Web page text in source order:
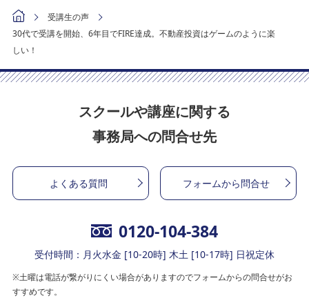
受講生の声
30代で受講を開始、6年目でFIRE達成。不動産投資はゲームのように楽
しい！
スクールや講座に関する
事務局への問合せ先
よくある質問 フォームから問合せ
0120-104-384
受付時間：月火水金 [10-20時] 木土 [10-17時] 日祝定休
※土曜は電話が繋がりにくい場合がありますのでフォームからの問合せがお
すすめです。